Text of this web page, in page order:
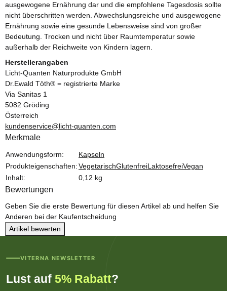
ausgewogene Ernährung dar und die empfohlene Tagesdosis sollte
nicht überschritten werden. Abwechslungsreiche und ausgewogene
Ernährung sowie eine gesunde Lebensweise sind von großer
Bedeutung. Trocken und nicht über Raumtemperatur sowie
außerhalb der Reichweite von Kindern lagern.
Herstellerangaben
Licht-Quanten Naturprodukte GmbH
Dr.Ewald Töth® = registrierte Marke
Via Sanitas 1
5082 Gröding
Österreich
kundenservice@licht-quanten.com
Merkmale
Produkteigenschaft
Wert
Anwendungsform:
Kapseln
Produkteigenschaften:VegetarischGlutenfreiLaktosefreiVegan
Inhalt:
0,12 kg
Bewertungen
Geben Sie die erste Bewertung für diesen Artikel ab und helfen Sie
Anderen bei der Kaufentscheidung
Artikel bewerten
VITERNA NEWSLETTER
Lust auf 5% Rabatt?